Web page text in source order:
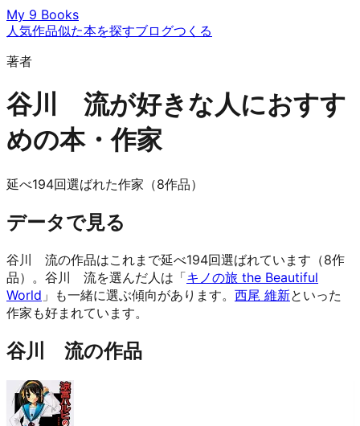
My 9 Books
人気作品似た本を探すブログつくる
著者
谷川 流が好きな人におすす
めの本・作家
延べ194回選ばれた作家（8作品）
データで見る
谷川 流の作品はこれまで延べ194回選ばれています（8作
品）。谷川 流を選んだ人は「キノの旅 the Beautiful
World 」も一緒に選ぶ傾向があります。 西尾 維新といった
作家も好まれています。
谷川 流の作品